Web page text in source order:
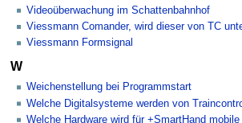
Videoüberwachung im Schattenbahnhof
Viessmann Comander, wird dieser von TC
Viessmann Formsignal
W
Weichenstellung bei Programmstart
Welche Digitalsysteme werden von
Welche Hardware wird für +SmartHand